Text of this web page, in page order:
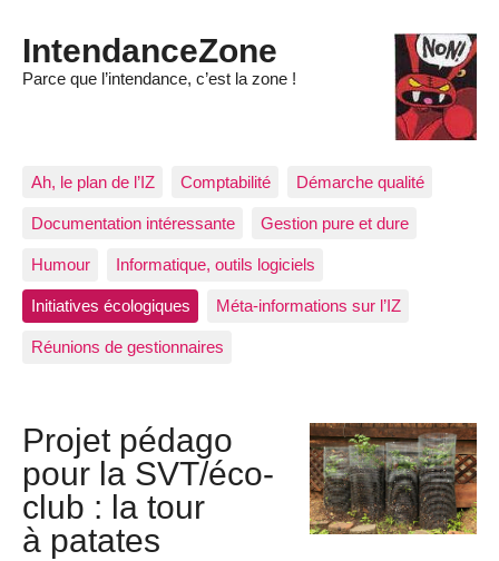
IntendanceZone
Parce que l’intendance, c’est la zone !
Ah, le plan de l’IZ Comptabilité Démarche qualité
Documentation intéressante Gestion pure et dure
Humour Informatique, outils logiciels
Initiatives écologiques Méta-informations sur l’IZ
Réunions de gestionnaires
Projet pédago
pour la SVT/éco-
club : la tour
à patates